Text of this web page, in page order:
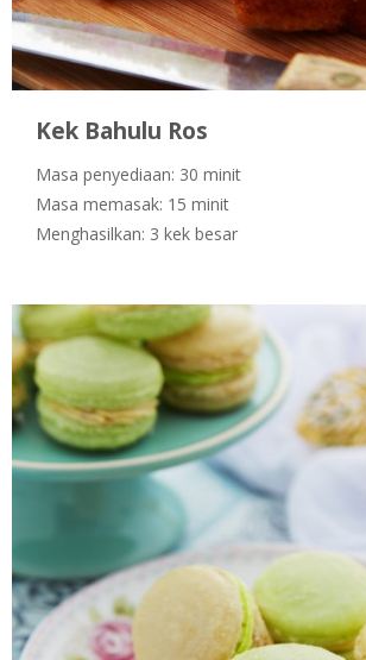
Kek Bahulu Ros
Masa penyediaan: 30 minit
Masa memasak: 15 minit
Menghasilkan: 3 kek besar